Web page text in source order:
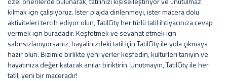
kılmak için çalışıyoruz. İster plajda dinlenmeyi, ister macera dolu
aktiviteleri tercih ediyor olun, TatilCity her türlü tatil ihtiyacınıza cevap
vermek için buradadır. Keşfetmek ve seyahat etmek için
sabırsızlanıyorsanız, hayalinizdeki tatil için TatilCity ile yola çıkmaya
hazır olun. Bizimle birlikte yeni yerler keşfedin, kültürleri tanıyın ve
hayatınıza değer katacak anılar biriktirin. Unutmayın, TatilCity ile her
tatil, yeni bir maceradır!